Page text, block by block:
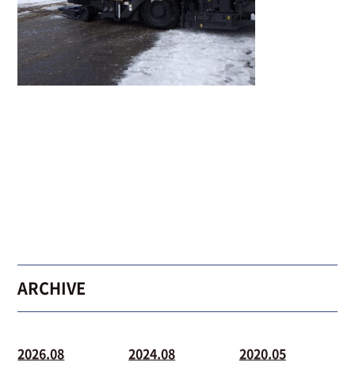
ARCHIVE
2026.08 2024.08 2020.05